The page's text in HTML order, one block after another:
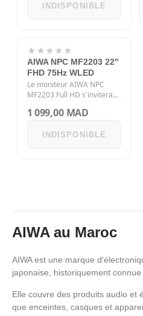
temps de réponse de 4 ms.
INDISPONIBLE
★ ★ ★ ★ ★
AIWA NPC MF2203 22"
FHD 75Hz WLED
Le moniteur AIWA NPC
MF2203 Full HD s'invitera
environnement de travail
Format 16|9 75 Hz
1 099,00 MAD
INDISPONIBLE
AIWA au Maroc
AIWA est une marque
japonaise, historiquement
Elle couvre des produits audio et
que enceintes, casques et